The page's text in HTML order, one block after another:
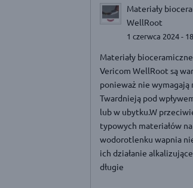
Materiały
WellRoot
1 czerwca 2024 -
Materiały
Vericom WellRoot są
ponieważ nie wymagają
Twardnieją pod
lub w ubytku.W
typowych materiałów
wodorotlenku wapnia
ich działanie
długie